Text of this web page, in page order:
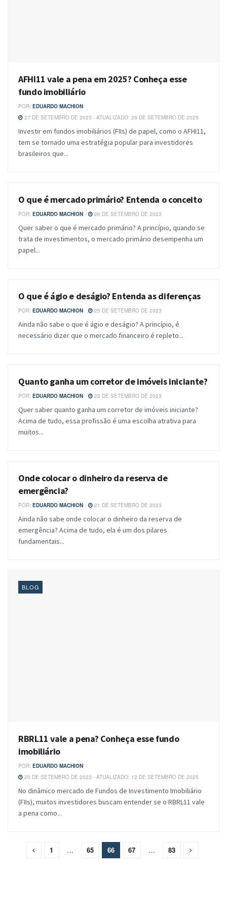
AFHI11 vale a pena em 2025? Conheça esse
fundo imobiliário
POR: EDUARDO MACHION
27 DE SETEMBRO DE 2023 - ATUALIZADO: 26 DE SETEMBRO DE 2025
Investir em fundos imobiliários (FIIs) de papel, como o AFHI11,
tem se tornado uma estratégia popular para investidores
brasileiros que...
BLOG
O que é mercado primário? Entenda o conceito
POR: EDUARDO MACHION 26 DE SETEMBRO DE 2023
Quer saber o que é mercado primário? A princípio, quando se
trata de investimentos, o mercado primário desempenha um
papel...
BLOG
O que é ágio e deságio? Entenda as diferenças
POR: EDUARDO MACHION 25 DE SETEMBRO DE 2023
Ainda não sabe o que é ágio e deságio? A princípio, é
necessário dizer que o mercado financeiro é repleto...
BLOG
Quanto ganha um corretor de imóveis iniciante?
POR: EDUARDO MACHION 22 DE SETEMBRO DE 2023
Quer saber quanto ganha um corretor de imóveis iniciante?
Acima de tudo, essa profissão é uma escolha atrativa para
muitos...
BLOG
Onde colocar o dinheiro da reserva de
emergência?
POR: EDUARDO MACHION 21 DE SETEMBRO DE 2023
Ainda não sabe onde colocar o dinheiro da reserva de
emergência? Acima de tudo, ela é um dos pilares
fundamentais...
BLOG
RBRL11 vale a pena? Conheça esse fundo
imobiliário
POR: EDUARDO MACHION
20 DE SETEMBRO DE 2023 - ATUALIZADO: 12 DE SETEMBRO DE 2025
No dinâmico mercado de Fundos de Investimento Imobiliário
(FIIs), muitos investidores buscam entender se o RBRL11 vale
a pena como...
1 … 65 66 67 … 83